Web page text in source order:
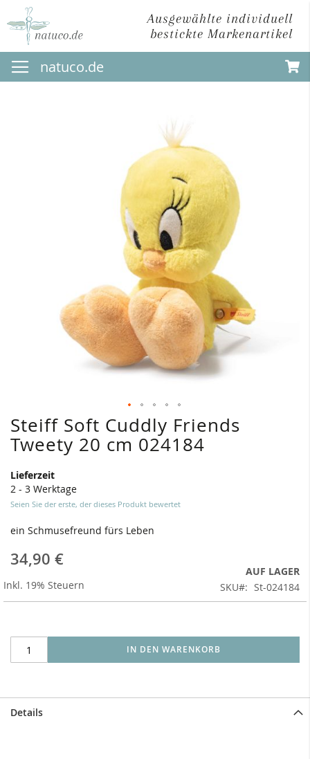
Ausgewählte individuell
bestickte Markenartikel
Direkt
zum
Inhalt
natuco.de
Steiff Soft Cuddly Friends
Tweety 20 cm 024184
Lieferzeit
2 - 3 Werktage
Seien Sie der erste, der dieses Produkt bewertet
ein Schmusefreund fürs Leben
34,90 €
Inkl. 19% Steuern
AUF LAGER
SKU
St-024184
IN DEN WARENKORB
Zum
Anfang
der
springen
Details